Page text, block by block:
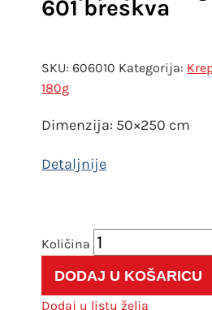
601 breskva
SKU:606010 Kategorija:
180g
Dimenzija: 50×250 cm
Krep
papir
180g
601
DODAJ U KOŠARICU
Dodaj u listu želja